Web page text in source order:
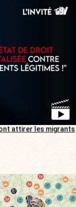
attirer les migrants